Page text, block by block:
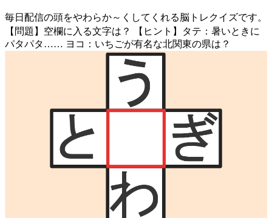
毎日配信の頭をやわらか～くしてくれる脳トレクイズです。
【問題】空欄に入る文字は？ 【ヒント】タテ：暑いときに
パタパタ…… ヨコ：いちごが有名な北関東の県は？